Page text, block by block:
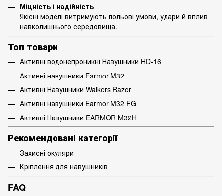
Міцність і надійність
Якісні моделі витримують польові умови, удари й вплив
навколишнього середовища.
Топ товари
Активні водонепроникні Навушники HD-16
Активні навушники Earmor M32
Активні Навушники Walkers Razor
Активні навушники Earmor M32 FG
Активні Навушники EARMOR M32H
Рекомендовані категорії
Захисні окуляри
Кріплення для навушників
FAQ